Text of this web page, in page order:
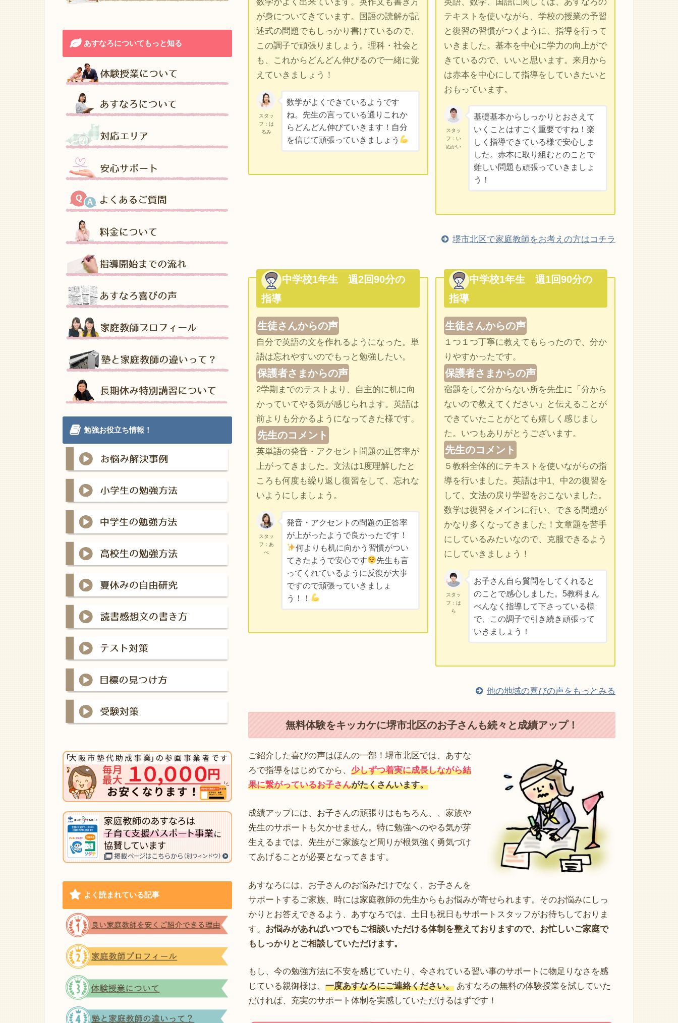
が身についてきています。国語の読解が記
述式の問題でもしっかり書けているので、
この調子で頑張りましょう。理科・社会と
も、これからどんどん伸びるので一緒に覚
えていきましょう！
スタッ
フ：は
るみ
数学がよくできているようです
ね。先生の言っている通りこれか
らどんどん伸びていきます！自分
を信じて頑張っていきましょう
テキストを使いながら、学校の授業の予習
と復習の習慣がつくように、指導を行って
いきました。基本を中心に学力の向上がで
きているので、いいと思います。来月から
は赤本を中心にして指導をしていきたいと
おもっています。
スタッ
フ：い
ぬかい
基礎基本からしっかりとおさえて
いくことはすごく重要ですね！楽
しく指導できている様で安心しま
した。赤本に取り組むとのことで
難しい問題も頑張っていきましょ
う！
堺市北区で家庭教師をお考えの方はコチラ
中学校1年生 週2回90分の
指導
生徒さんからの声
自分で英語の文を作れるようになった。単
語は忘れやすいのでもっと勉強したい。
保護者さまからの声
2学期までのテストより、自主的に机に向
かっていてやる気が感じられます。英語は
前よりも分かるようになってきた様です。
先生のコメント
英単語の発音・アクセント問題の正答率が
上がってきました。文法は1度理解したと
ころも何度も繰り返し復習をして、忘れな
いようにしましょう。
スタッ
フ：あ
べ
発音・アクセントの問題の正答率
が上がったようで良かったです！
何よりも机に向かう習慣がつい
てきたようで安心です
先生も言
ってくれているように反復が大事
ですので頑張っていきましょ
う！！
中学校1年生 週1回90分の
指導
生徒さんからの声
１つ１つ丁寧に教えてもらったので、分か
りやすかったです。
保護者さまからの声
宿題をして分からない所を先生に「分から
ないので教えてください」と伝えることが
できていたことがとても嬉しく感じまし
た。いつもありがとうございます。
先生のコメント
５教科全体的にテキストを使いながらの指
導を行いました。英語は中1、中2の復習を
して、文法の戻り学習をおこないました。
数学は復習をメインに行い、できる問題が
かなり多くなってきました！文章題を苦手
にしているみたいなので、克服できるよう
にしていきましょう！
スタッ
フ：は
ら
お子さん自ら質問をしてくれると
のことで感心しました。5教科まん
べんなく指導して下さっている様
で、この調子で引き続き頑張って
いきましょう！
他の地域の喜びの声をもっとみる
無料体験をキッカケに堺市北区のお子さんも続々と成績アップ！
ご紹介した喜びの声はほんの一部！堺市北区では、あすな
ろで指導をはじめてから、 少しずつ着実に成長しながら結
果に繋がっているお子さんがたくさんいます。
成績アップには、お子さんの頑張りはもちろん、、家族や
先生のサポートも欠かせません。特に勉強へのやる気が芽
生えるまでは、先生がご家族など周りが根気強く勇気づけ
てあげることが必要となってきます。
あすなろには、お子さんのお悩みだけでなく、お子さんを
サポートするご家族、時には家庭教師の先生からもお悩みが寄せられます。そのお悩みにしっ
かりとお答えできるよう、あすなろでは、土日も祝日もサポートスタッフがお待ちしておりま
す。 お悩みがあればいつでもご相談いただける体制を整えておりますので、お忙しいご家庭で
もしっかりとご相談していただけます。
もし、今の勉強方法に不安を感じていたり、今されている習い事のサポートに物足りなさを感
じている親御様は、 一度あすなろにご連絡ください。 あすなろの無料の体験授業を試していた
だければ、充実のサポート体制を実感していただけるはずです！
あすなろについてもっと知る
勉強お役立ち情報！
よく読まれている記事